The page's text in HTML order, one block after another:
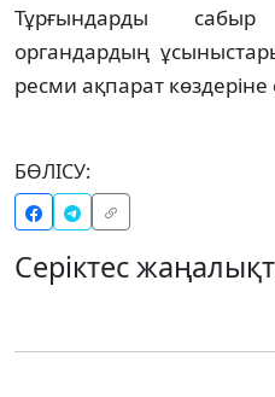
Тұрғындарды сабыр
органдардың
ресми ақпарат
БӨЛІСУ:
Серіктес